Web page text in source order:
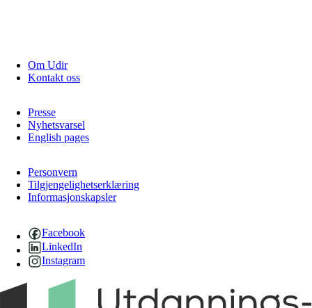
Om Udir
Kontakt oss
Presse
Nyhetsvarsel
English pages
Personvern
Tilgjengelighetserklæring
Informasjonskapsler
Facebook
LinkedIn
Instagram